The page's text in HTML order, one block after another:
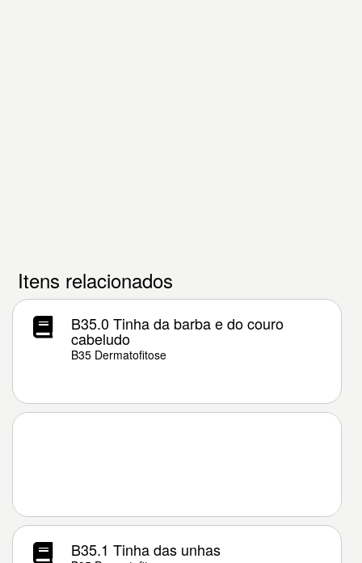
Itens relacionados
B35.0 Tinha da barba e do couro
cabeludo
B35 Dermatofitose
B35.1 Tinha das unhas